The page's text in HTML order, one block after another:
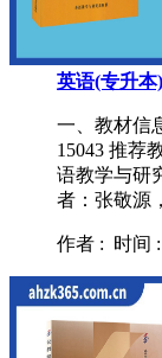
英语(专升本
一、教材信
15043 推荐
语教学与研
者：张敬源
作者 : 时间